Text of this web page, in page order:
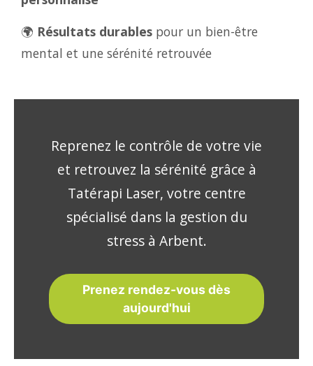
🌍 Résultats durables pour un bien-être
mental et une sérénité retrouvée
Reprenez le contrôle de votre vie
et retrouvez la sérénité grâce à
Tatérapi Laser, votre centre
spécialisé dans la gestion du
stress à Arbent.
Prenez rendez-vous dès
aujourd'hui